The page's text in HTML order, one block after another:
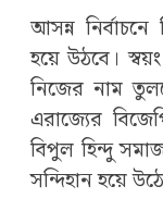
আসন্ন
হয়ে উঠবে।
নিজের নাম
এরাজ্যের
বিপুল হিন্দু
সন্দিহান হয়ে